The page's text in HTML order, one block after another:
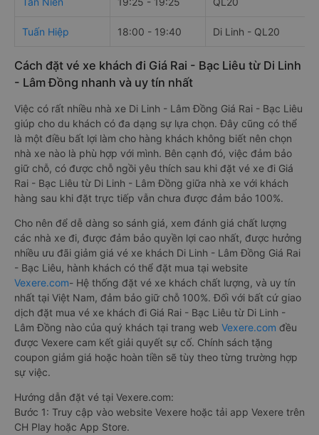
Tuấn Hiệp 18:00 - 19:40 Di Linh - QL20
Cách đặt vé xe khách đi Giá Rai - Bạc Liêu từ Di Linh
- Lâm Đồng nhanh và uy tín nhất
Việc có rất nhiều nhà xe Di Linh - Lâm Đồng Giá Rai - Bạc Liêu
giúp cho du khách có đa dạng sự lựa chọn. Đây cũng có thể
là một điều bất lợi làm cho hàng khách không biết nên chọn
nhà xe nào là phù hợp với mình. Bên cạnh đó, việc đảm bảo
giữ chỗ, có được chỗ ngồi yêu thích sau khi đặt vé xe đi Giá
Rai - Bạc Liêu từ Di Linh - Lâm Đồng giữa nhà xe với khách
hàng sau khi đặt trực tiếp vẫn chưa được đảm bảo 100%.
Cho nên để dễ dàng so sánh giá, xem đánh giá chất lượng
các nhà xe đi, được đảm bảo quyền lợi cao nhất, được hưởng
nhiều ưu đãi giảm giá vé xe khách Di Linh - Lâm Đồng Giá Rai
- Bạc Liêu, hành khách có thể đặt mua tại website
Vexere.com- Hệ thống đặt vé xe khách chất lượng, và uy tín
nhất tại Việt Nam, đảm bảo giữ chỗ 100%. Đối với bất cứ giao
dịch đặt mua vé xe khách đi Giá Rai - Bạc Liêu từ Di Linh -
Lâm Đồng nào của quý khách tại trang web Vexere.com đều
được Vexere cam kết giải quyết sự cố. Chính sách tặng
coupon giảm giá hoặc hoàn tiền sẽ tùy theo từng trường hợp
sự việc.
Hướng dẫn đặt vé tại Vexere.com:
Bước 1: Truy cập vào website Vexere hoặc tải app Vexere trên
CH Play hoặc App Store.